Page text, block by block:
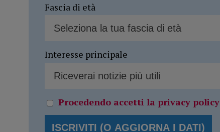
Fascia di età
Interesse principale
Procedendo accetti la privacy policy